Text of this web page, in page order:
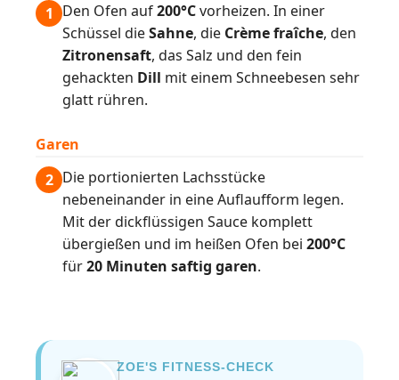
1 Den Ofen auf200°Cvorheizen. In einer
Schüssel dieSahne, die Crème fraîche, den
Zitronensaft, das Salz und den fein
gehackten Dill mit einem Schneebesen sehr
glatt rühren.
Garen
2 Die portionierten Lachsstücke
nebeneinander in eine Auflaufform legen.
Mit der dickflüssigen Sauce komplett
übergießen und im heißen Ofen bei 200°C
für20 Minuten saftig garen.
ZOE'S FITNESS-CHECK